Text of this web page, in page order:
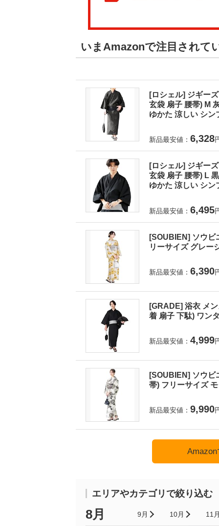
いまAmazonで注目されて
[ロシェル] ジギー
玄袋 扇子 腰帯) M
ゆかた 涼しい シン
新品最安値： 6,328
[ロシェル] ジギー
玄袋 扇子 腰帯) L
ゆかた 涼しい シン
新品最安値： 6,495
[SOUBIEN] ソウビ
リーサイズ グレー
新品最安値： 6,390
[GRADE] 浴衣 メ
着 扇子 下駄) ワン
新品最安値： 4,999
[SOUBIEN] ソウビ
帯) フリーサイズ
新品最安値： 9,990
エリアやカテゴリで絞り込む
8月 9月 10月 11